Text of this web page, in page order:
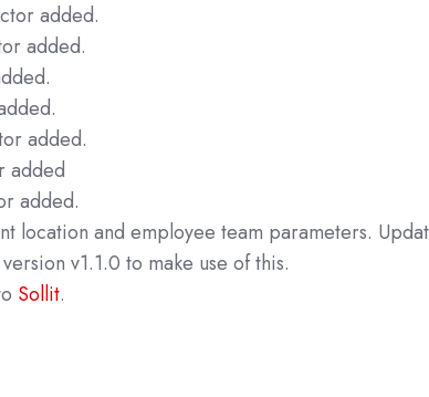
added.
added.
added.
added
added.
location and employee team parameters.
v1.1.0 to make use of this.
Sollit.